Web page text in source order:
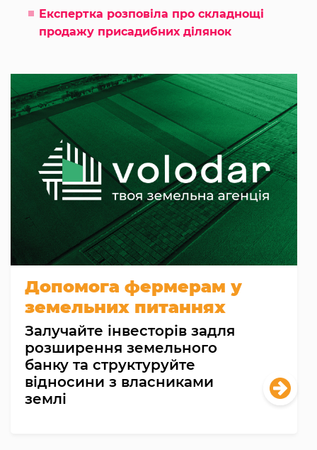
Експертка розповіла про складнощі
продажу присадибних ділянок
Допомога фермерам у
земельних питаннях
Залучайте інвесторів задля
розширення земельного
банку та структуруйте
відносини з власниками
землі